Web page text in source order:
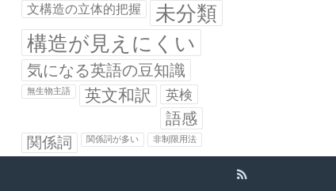
文構造の立体的把握 未分類
構造が見えにくい
気になる英語の豆知識
無生物主語 英文和訳 英検
語感
関係詞 関係詞が多い 非制限用法